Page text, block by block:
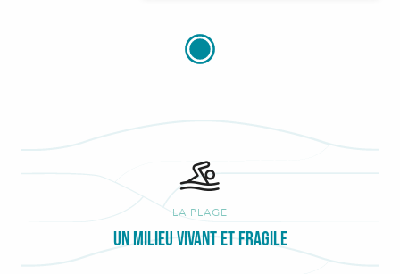
LA PLAGE
Un milieu vivant et fragile